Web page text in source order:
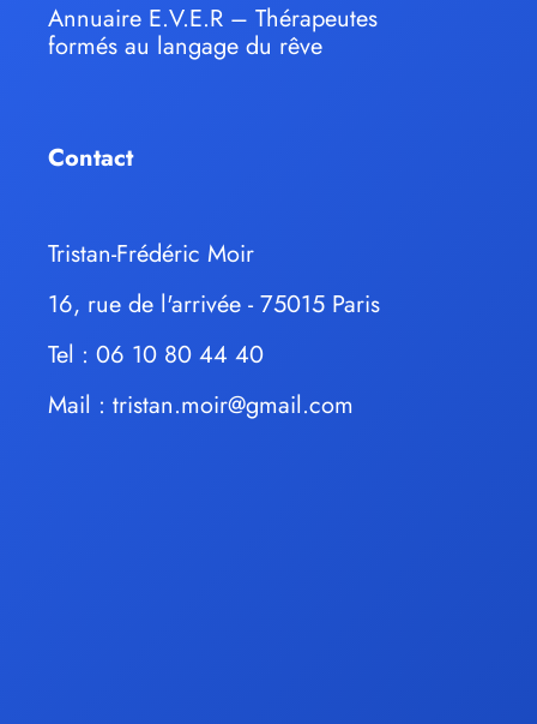
Annuaire E.V.E.R – Thérapeutes
formés au langage du rêve
Contact
Tristan-Frédéric Moir
16, rue de l'arrivée - 75015 Paris
Tel : 06 10 80 44 40
Mail : tristan.moir@gmail.com